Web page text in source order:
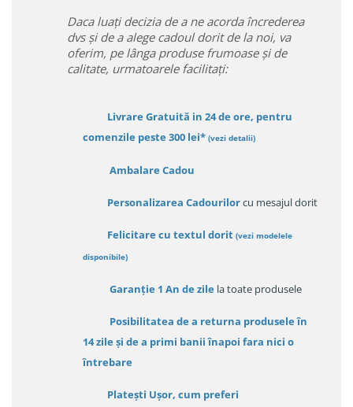
Daca luați decizia de a ne acorda încrederea
dvs și de a alege cadoul dorit de la noi, va
oferim, pe lânga produse frumoase și de
calitate, urmatoarele facilitați:
Livrare Gratuită in 24 de ore, pentru
comenzile peste 300 lei* (vezi detalii)
Ambalare Cadou
Personalizarea Cadourilorcu mesajul dorit
Felicitare cu textul dorit (vezi modelele
disponibile)
Garanție 1 An de zile la toate produsele
Posibilitatea de a returna produsele în
14 zileși de a primi banii înapoi fara nici o
întrebare
Platești Ușor, cum preferi